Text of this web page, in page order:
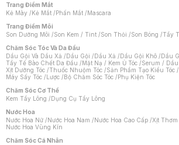
Trang Điểm Mắt
Kẻ Mày /Kẻ Mắt /Phấn Mắt /Mascara
Trang Điểm Môi
Son Dưỡng Môi /Son Kem / Tint /Son Thỏi /Son Bóng /Tẩy
Chăm Sóc Tóc Và Da Đầu
Dầu Gội Và Dầu Xả /Dầu Gội /Dầu Xả /Dầu Gội Khô /Dầu
Tẩy Tế Bào Chết Da Đầu /Mặt Nạ / Kem Ủ Tóc /Serum /
Xịt Dưỡng Tóc /Thuốc Nhuộm Tóc /Sản Phẩm Tạo Kiểu Tóc /
Máy Sấy Tóc /Lược /Bộ Chăm Sóc Tóc /Phụ Kiện Tóc
Chăm Sóc Cơ Thể
Kem Tẩy Lông /Dụng Cụ Tẩy Lông
Nước Hoa
Nước Hoa Nữ /Nước Hoa Nam /Nước Hoa Cao Cấp /Xịt
Nước Hoa Vùng Kín
Chăm Sóc Cá Nhân